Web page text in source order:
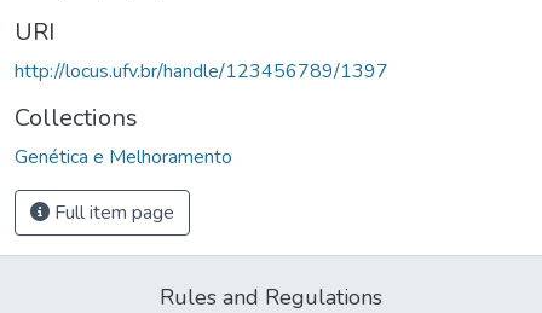
URI
http://locus.ufv.br/handle/123456789/1397
Collections
Genética e Melhoramento
Full item page
Rules and Regulations